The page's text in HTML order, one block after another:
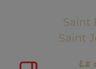
Saint
Saint
Le